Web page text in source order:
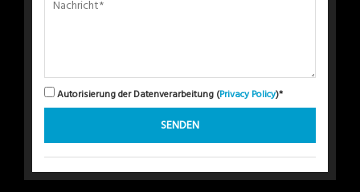
Autorisierung der Datenverarbeitung (Privacy Policy)*